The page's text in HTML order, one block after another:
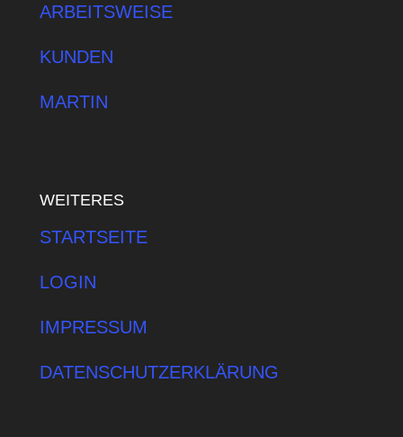
ARBEITSWEISE
KUNDEN
MARTIN
WEITERES
STARTSEITE
LOGIN
IMPRESSUM
DATENSCHUTZERKLÄRUNG